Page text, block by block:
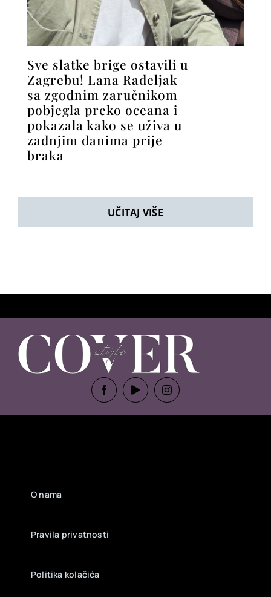
Sve slatke brige ostavili u
Zagrebu! Lana Radeljak
sa zgodnim zaručnikom
pobjegla preko oceana i
pokazala kako se uživa u
zadnjim danima prije
braka
UČITAJ VIŠE
O nama
Pravila privatnosti
Politika kolačića